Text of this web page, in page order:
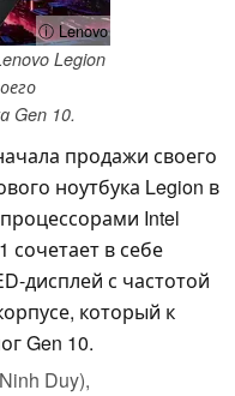
ⓘ Lenovo
Legion
Gen 10.
продажи своего
ноутбука Legion в
Intel
сочетает в себе
дисплей с частотой
который к
Gen 10.
Duy),